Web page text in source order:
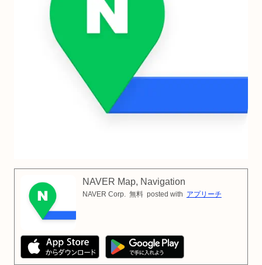
NAVER Map, Navigation
NAVER Corp. 無料 posted with アプリーチ